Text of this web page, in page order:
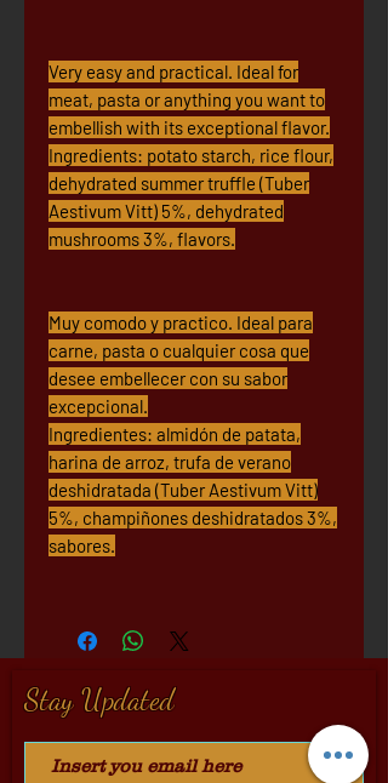
Very easy and practical. Ideal for
meat, pasta or anything you want to
embellish with its exceptional flavor.
Ingredients: potato starch, rice flour,
dehydrated summer truffle (Tuber
Aestivum Vitt) 5%, dehydrated
mushrooms 3%, flavors.
Muy comodo y practico. Ideal para
carne, pasta o cualquier cosa que
desee embellecer con su sabor
excepcional.
Ingredientes: almidón de patata,
harina de arroz, trufa de verano
deshidratada (Tuber Aestivum Vitt)
5%, champiñones deshidratados 3%,
sabores.
Stay Updated